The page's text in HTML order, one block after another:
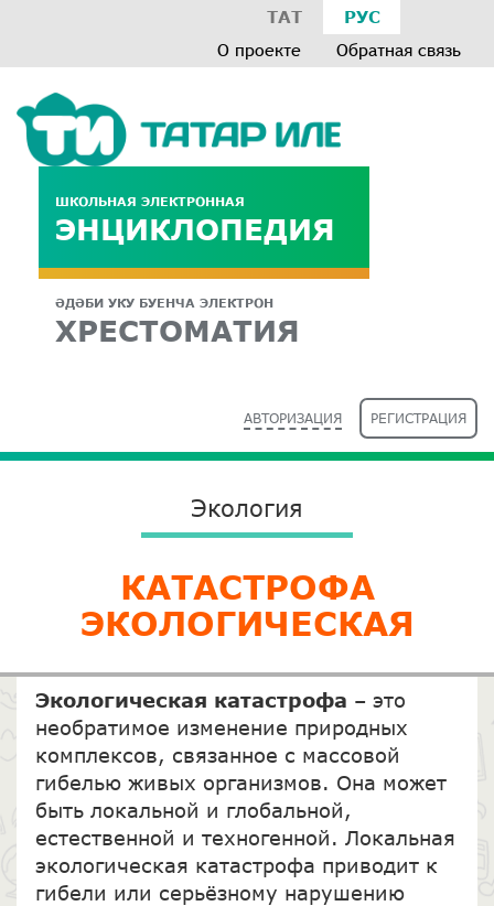
ТАТ РУС
О проекте Обратная связь
ШКОЛЬНАЯ ЭЛЕКТРОННАЯ
ЭНЦИКЛОПЕДИЯ
ӘДӘБИ УКУ БУЕНЧА ЭЛЕКТРОН
ХРЕСТОМАТИЯ
АВТОРИЗАЦИЯ РЕГИСТРАЦИЯ
Экология
КАТАСТРОФА
ЭКОЛОГИЧЕСКАЯ
Экологическая катастрофа – это
необратимое изменение природных
комплексов, связанное с массовой
гибелью живых организмов. Она может
быть локальной и глобальной,
естественной и техногенной. Локальная
экологическая катастрофа приводит к
гибели или серьёзному нарушению